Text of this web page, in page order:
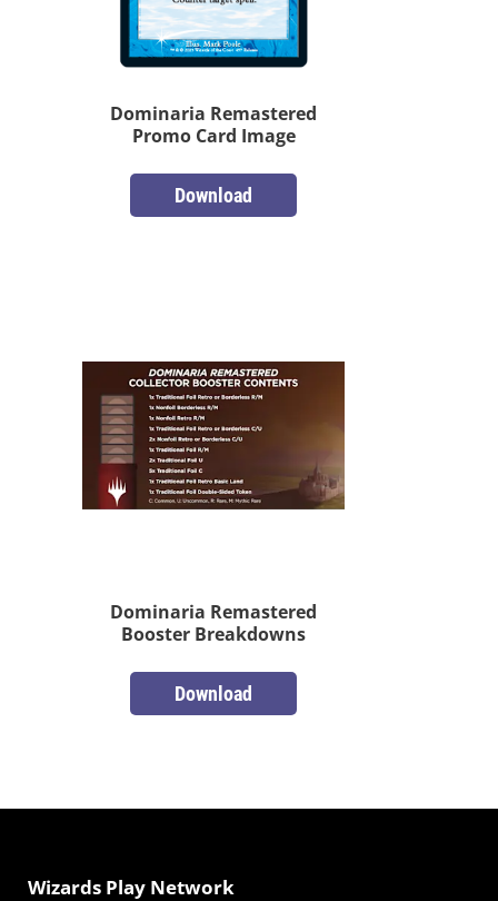
Dominaria Remastered
Promo Card Image
Download
Dominaria Remastered
Booster Breakdowns
Download
Wizards Play Network